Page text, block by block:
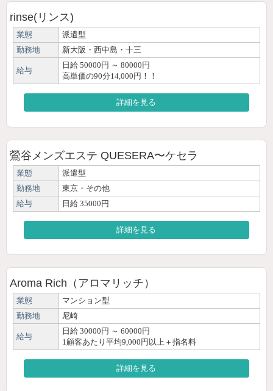
rinse(リンス)
業態
派遣型
勤務地
新大阪・西中島・十三
給与
日給 50000円 ～ 80000円
高単価の90分14,000円！！
詳細を見る
鶯谷メンズエステ QUESERA〜ケセラ
業態
派遣型
勤務地
東京・その他
給与
日給 35000円
詳細を見る
Aroma Rich（アロマリッチ）
業態
マンション型
勤務地
尼崎
給与
日給 30000円 ～ 60000円
1顧客あたり平均9,000円以上＋指名料
詳細を見る